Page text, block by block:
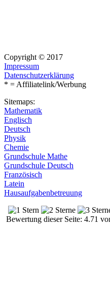
Copyright © 2017
Impressum
Datenschutzerklärung
* = Affiliatelink/Werbung
Sitemaps:
Mathematik
Englisch
Deutsch
Physik
Chemie
Grundschule Mathe
Grundschule Deutsch
Französisch
Latein
Hausaufgabenbetreuung
Bewertung dieser Seite: 4.71